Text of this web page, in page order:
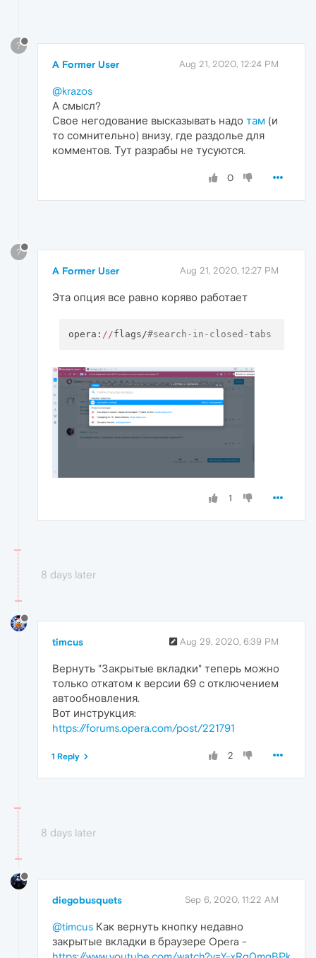
?
A Former User Aug 21, 2020, 12:24 PM
@krazos
А смысл?
Свое негодование высказывать надо там (и
то сомнительно) внизу, где раздолье для
комментов. Тут разрабы не тусуются.
0
?
A Former User Aug 21, 2020, 12:27 PM
Эта опция все равно коряво работает
opera: //flags/#search-in-closed-tabs
1
8 days later
timcus Aug 29, 2020, 6:39 PM
Вернуть "Закрытые вкладки" теперь можно
только откатом к версии 69 с отключением
автообновления.
Вот инструкция:
https://forums.opera.com/post/221791
2
1 Reply
8 days later
diegobusquets Sep 6, 2020, 11:22 AM
@timcus Как вернуть кнопку недавно
закрытые вкладки в браузере Opera -